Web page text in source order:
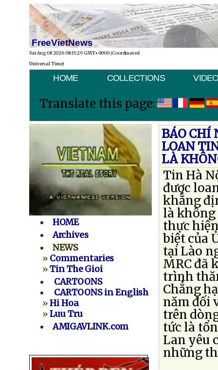
FreeVietNews
Sat Aug 08 2026 08:15:29 GMT+0000 (Coordinated
Universal Time)
HOME COLLECTIONS
Translate this page:
HOME
Archives
NEWS
» Commentaries
»Tin The Gioi
CARTOONS
CARTOONS in English
»Hi Hoa
»Luu Tru
AMIGAVLINK.com
BÁO CHÍ
LOAN
LÀ
Tin Hà
được
khẳng
là không
thực
biệt của
tại Lào
MRC đã
trình
Chẳng
năm đối
trên
tức là
Lan yêu
những